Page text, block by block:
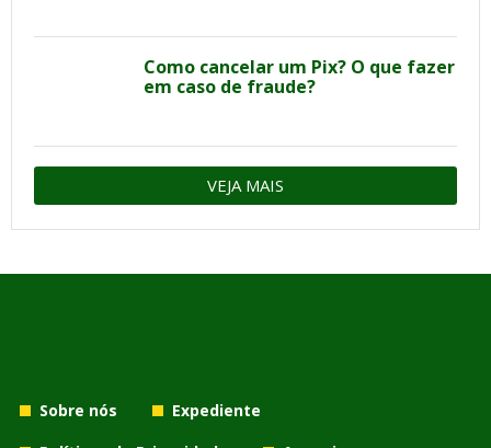
Como cancelar um Pix? O que fazer
em caso de fraude?
VEJA MAIS
Sobre nós
Expediente